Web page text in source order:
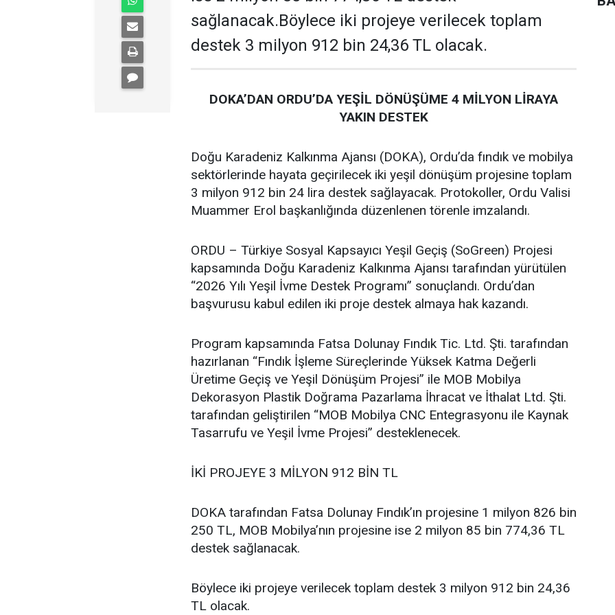
sağlanacak.Böylece iki projeye verilecek toplam
destek 3 milyon 912 bin 24,36 TL olacak.
DOKA’DAN ORDU’DA YEŞİL DÖNÜŞÜME 4 MİLYON LİRAYA
YAKIN DESTEK
Doğu Karadeniz Kalkınma Ajansı (DOKA), Ordu’da fındık ve mobilya
sektörlerinde hayata geçirilecek iki yeşil dönüşüm projesine toplam
3 milyon 912 bin 24 lira destek sağlayacak. Protokoller, Ordu Valisi
Muammer Erol başkanlığında düzenlenen törenle imzalandı.
ORDU – Türkiye Sosyal Kapsayıcı Yeşil Geçiş (SoGreen) Projesi
kapsamında Doğu Karadeniz Kalkınma Ajansı tarafından yürütülen
“2026 Yılı Yeşil İvme Destek Programı” sonuçlandı. Ordu’dan
başvurusu kabul edilen iki proje destek almaya hak kazandı.
Program kapsamında Fatsa Dolunay Fındık Tic. Ltd. Şti. tarafından
hazırlanan “Fındık İşleme Süreçlerinde Yüksek Katma Değerli
Üretime Geçiş ve Yeşil Dönüşüm Projesi” ile MOB Mobilya
Dekorasyon Plastik Doğrama Pazarlama İhracat ve İthalat Ltd. Şti.
tarafından geliştirilen “MOB Mobilya CNC Entegrasyonu ile Kaynak
Tasarrufu ve Yeşil İvme Projesi” desteklenecek.
İKİ PROJEYE 3 MİLYON 912 BİN TL
DOKA tarafından Fatsa Dolunay Fındık’ın projesine 1 milyon 826 bin
250 TL, MOB Mobilya’nın projesine ise 2 milyon 85 bin 774,36 TL
destek sağlanacak.
Böylece iki projeye verilecek toplam destek 3 milyon 912 bin 24,36
TL olacak.